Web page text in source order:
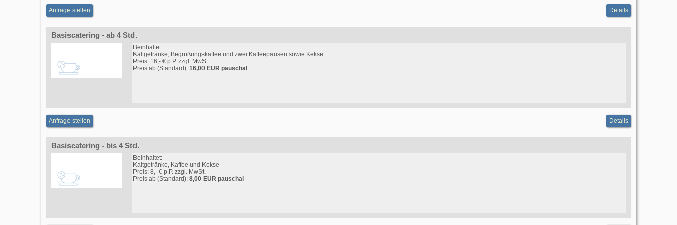
Anfrage stellen Details
Basiscatering - ab 4 Std.
Beinhaltet:
Kaltgetränke, Begrüßungskaffee und zwei Kaffeepausen sowie Kekse
Preis: 16,- € p.P. zzgl. MwSt.
Preis ab (Standard): 16,00 EUR pauschal
Anfrage stellen Details
Basiscatering - bis 4 Std.
Beinhaltet:
Kaltgetränke, Kaffee und Kekse
Preis: 8,- € p.P. zzgl. MwSt.
Preis ab (Standard): 8,00 EUR pauschal